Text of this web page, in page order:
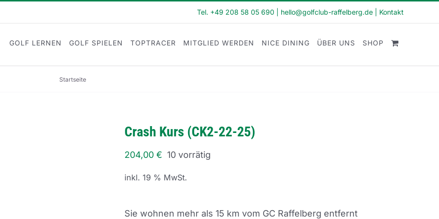
Tel. +49 208 58 05 690 hello@golfclub-raffelberg.de Kontakt
GOLF LERNEN GOLF SPIELEN TOPTRACER MITGLIED WERDEN NICE DINING ÜBER UNS SHOP
Startseite
Crash Kurs (CK2-22-25)
204,00 € 10 vorrätig
inkl. 19 % MwSt.
Sie wohnen mehr als 15 km vom GC Raffelberg entfernt